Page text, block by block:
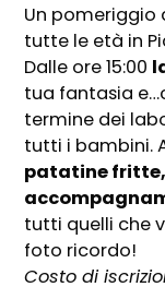
Un pomeriggio
tutte le età in
Dalle ore 15:00
tua fantasia
termine dei
tutti i bambini.
patatine
tutti quelli che
foto ricordo!
Costo di